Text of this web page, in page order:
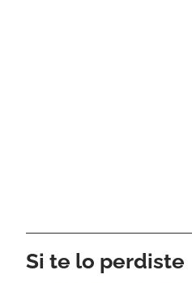
Si te lo perdiste